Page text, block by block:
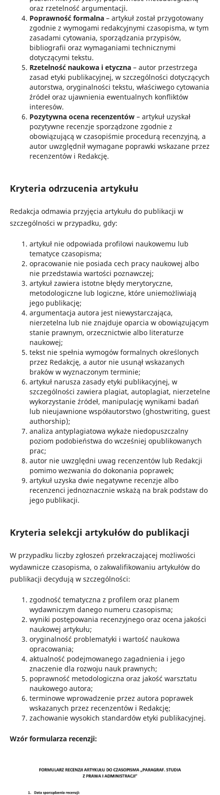
oraz rzetelność argumentacji.
Poprawność formalna– artykuł został przygotowany
zgodnie z wymogami redakcyjnymi czasopisma, w tym
zasadami cytowania, sporządzania przypisów,
bibliografii oraz wymaganiami technicznymi
dotyczącymi tekstu.
Rzetelność naukowa i etyczna– autor przestrzega
zasad etyki publikacyjnej, w szczególności dotyczących
autorstwa, oryginalności tekstu, właściwego cytowania
źródeł oraz ujawnienia ewentualnych konfliktów
interesów.
Pozytywna ocena recenzentów– artykuł uzyskał
pozytywne recenzje sporządzone zgodnie z
obowiązującą w czasopiśmie procedurą recenzyjną, a
autor uwzględnił wymagane poprawki wskazane przez
recenzentów i Redakcję.
Kryteria odrzucenia artykułu
Redakcja odmawia przyjęcia artykułu do publikacji w
szczególności w przypadku, gdy:
artykuł nie odpowiada profilowi naukowemu lub
tematyce czasopisma;
opracowanie nie posiada cech pracy naukowej albo
nie przedstawia wartości poznawczej;
artykuł zawiera istotne błędy merytoryczne,
metodologiczne lub logiczne, które uniemożliwiają
jego publikację;
argumentacja autora jest niewystarczająca,
nierzetelna lub nie znajduje oparcia w obowiązującym
stanie prawnym, orzecznictwie albo literaturze
naukowej;
tekst nie spełnia wymogów formalnych określonych
przez Redakcję, a autor nie usunął wskazanych
braków w wyznaczonym terminie;
artykuł narusza zasady etyki publikacyjnej, w
szczególności zawiera plagiat, autoplagiat, nierzetelne
wykorzystanie źródeł, manipulację wynikami badań
lub nieujawnione współautorstwo (ghostwriting, guest
authorship);
analiza antyplagiatowa wykaże niedopuszczalny
poziom podobieństwa do wcześniej opublikowanych
prac;
autor nie uwzględni uwag recenzentów lub Redakcji
pomimo wezwania do dokonania poprawek;
artykuł uzyska dwie negatywne recenzje albo
recenzenci jednoznacznie wskażą na brak podstaw do
jego publikacji.
Kryteria selekcji artykułów do publikacji
W przypadku liczby zgłoszeń przekraczającej możliwości
wydawnicze czasopisma, o zakwalifikowaniu artykułów do
publikacji decydują w szczególności:
zgodność tematyczna z profilem oraz planem
wydawniczym danego numeru czasopisma;
wyniki postępowania recenzyjnego oraz ocena jakości
naukowej artykułu;
oryginalność problematyki i wartość naukowa
opracowania;
aktualność podejmowanego zagadnienia i jego
znaczenie dla rozwoju nauk prawnych;
poprawność metodologiczna oraz jakość warsztatu
naukowego autora;
terminowe wprowadzenie przez autora poprawek
wskazanych przez recenzentów i Redakcję;
zachowanie wysokich standardów etyki publikacyjnej.
Wzór formularza recenzji: